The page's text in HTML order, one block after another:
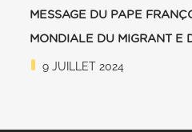
MESSAGE DU PAPE
MONDIALE DU MIGRANT E
9 JUILLET 2024